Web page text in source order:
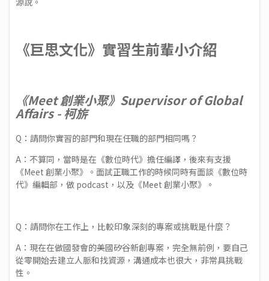
《巨思文化》實習生前輩小介紹
《Meet 創業小聚》Supervisor of Global
Affairs - 柯旂
Q：請問你實習的部門和現在任職的部門相同嗎？
A：不算同，當時是在《數位時代》擔任編譯，後來有支援
《Meet 創業小聚》。面試正職工作的時候同時有面談《數位時
代》編輯部，做 podcast，以及《Meet 創業小聚》。
Q：請問你在工作上，比較印象深刻的專案或挑戰是什麼？
A：現在在做國發會的美國矽谷新創專案，完全無前例，要自己
從零開始去建立人脈和找資源，溝通成本也很大，非常具挑戰
性。